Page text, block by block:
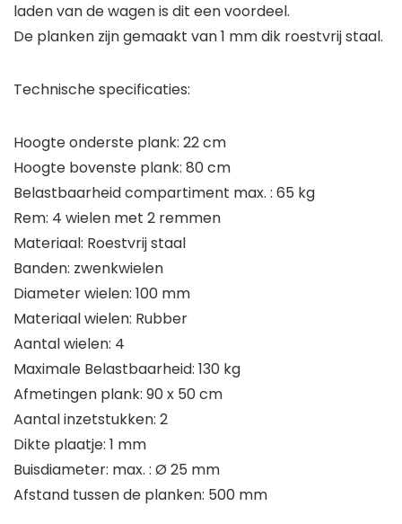
laden van de wagen is dit een voordeel.
De planken zijn gemaakt van 1 mm dik roestvrij staal.
Technische specificaties:
Hoogte onderste plank: 22 cm
Hoogte bovenste plank: 80 cm
Belastbaarheid compartiment max. : 65 kg
Rem: 4 wielen met 2 remmen
Materiaal: Roestvrij staal
Banden: zwenkwielen
Diameter wielen: 100 mm
Materiaal wielen: Rubber
Aantal wielen: 4
Maximale Belastbaarheid: 130 kg
Afmetingen plank: 90 x 50 cm
Aantal inzetstukken: 2
Dikte plaatje: 1 mm
Buisdiameter: max. : Ø 25 mm
Afstand tussen de planken: 500 mm